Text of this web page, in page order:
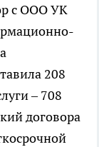
с ООО УК
208
– 708
договора